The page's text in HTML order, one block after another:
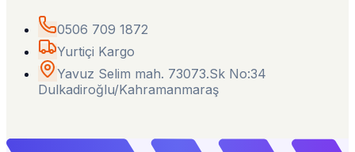
0506 709 1872
Yurtiçi Kargo
Yavuz Selim mah. 73073.Sk No:34
Dulkadiroğlu/Kahramanmaraş